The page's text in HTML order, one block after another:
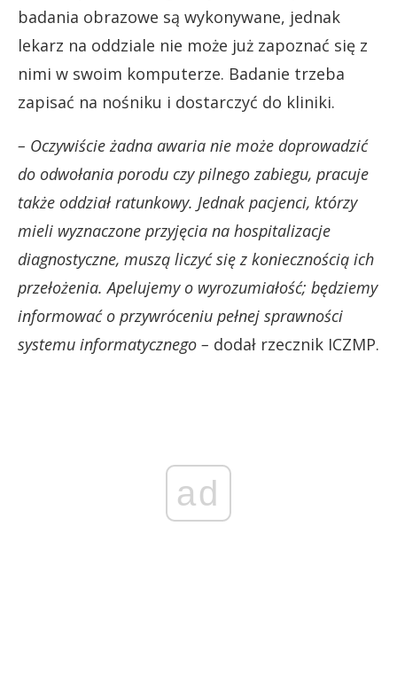
badania obrazowe są wykonywane, jednak
lekarz na oddziale nie może już zapoznać się z
nimi w swoim komputerze. Badanie trzeba
zapisać na nośniku i dostarczyć do kliniki.
– Oczywiście żadna awaria nie może doprowadzić
do odwołania porodu czy pilnego zabiegu, pracuje
także oddział ratunkowy. Jednak pacjenci, którzy
mieli wyznaczone przyjęcia na hospitalizacje
diagnostyczne, muszą liczyć się z koniecznością ich
przełożenia. Apelujemy o wyrozumiałość; będziemy
informować o przywróceniu pełnej sprawności
systemu informatycznego – dodał rzecznik ICZMP.
ad